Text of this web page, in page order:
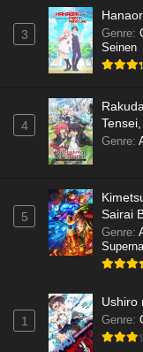
3 Genre:
Seinen
4
Genre:
5
Sairai
Genre:
1
Ushiro
Genre: